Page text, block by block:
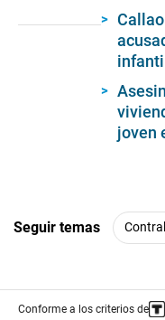
joven
Seguir temas
Conforme a los criterios de